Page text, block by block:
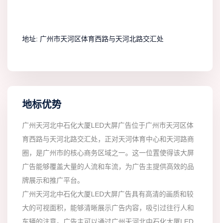
地址: 广州市天河区体育西路与天河北路交汇处
地标优势
广州天河北中石化大厦LED大屏广告位于广州市天河区体
育西路与天河北路交汇处，正对天河体育中心和天河路商
圈，是广州市的核心商务区域之一。这一位置使得该大屏
广告能够覆盖大量的人流和车流，为广告主提供高效的品
牌展示和推广平台。
广州天河北中石化大厦LED大屏广告具有高清的画质和较
大的可视面积，能够清晰展示广告内容，吸引过往行人和